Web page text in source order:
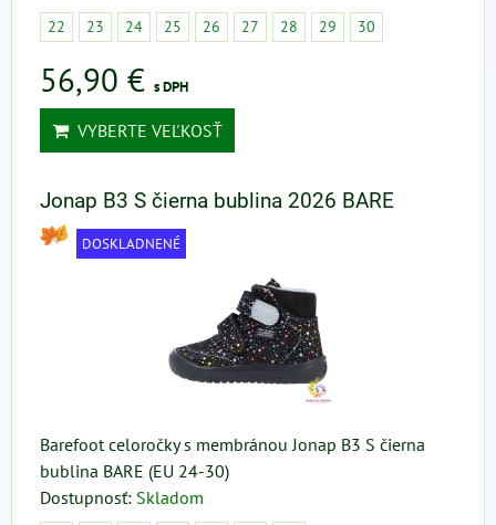
22 23 24 25 26 27 28 29 30
56,90 € s DPH
VYBERTE VEĽKOSŤ
Jonap B3 S čierna bublina 2026 BARE
DOSKLADNENÉ
Barefoot celoročky s membránou Jonap B3 S čierna
bublina BARE (EU 24-30)
Dostupnosť: Skladom